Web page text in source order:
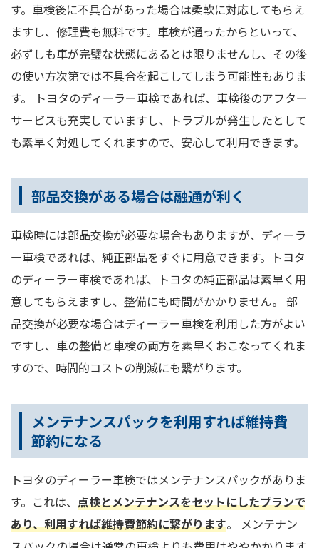
す。車検後に不具合があった場合は柔軟に対応してもらえ
ますし、修理費も無料です。車検が通ったからといって、
必ずしも車が完璧な状態にあるとは限りませんし、その後
の使い方次第では不具合を起こしてしまう可能性もありま
す。 トヨタのディーラー車検であれば、車検後のアフター
サービスも充実していますし、トラブルが発生したとして
も素早く対処してくれますので、安心して利用できます。
部品交換がある場合は融通が利く
車検時には部品交換が必要な場合もありますが、ディーラ
ー車検であれば、純正部品をすぐに用意できます。トヨタ
のディーラー車検であれば、トヨタの純正部品は素早く用
意してもらえますし、整備にも時間がかかりません。 部
品交換が必要な場合はディーラー車検を利用した方がよい
ですし、車の整備と車検の両方を素早くおこなってくれま
すので、時間的コストの削減にも繋がります。
メンテナンスパックを利用すれば維持費
節約になる
トヨタのディーラー車検ではメンテナンスパックがありま
す。これは、 点検とメンテナンスをセットにしたプランで
あり、利用すれば維持費節約に繋がります。 メンテナン